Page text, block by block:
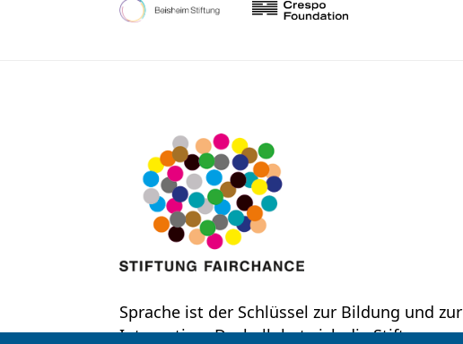
Sprache ist der Schlüssel zur Bildung und zur
Integration. Deshalb hat sich die Stiftung